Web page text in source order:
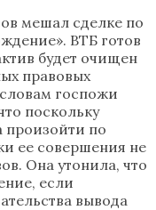
мешал сделке по
ВТБ готов
будет очищен
правовых
госпожи
поскольку
произойти по
ее совершения не
Она утонила, что
если
вывода